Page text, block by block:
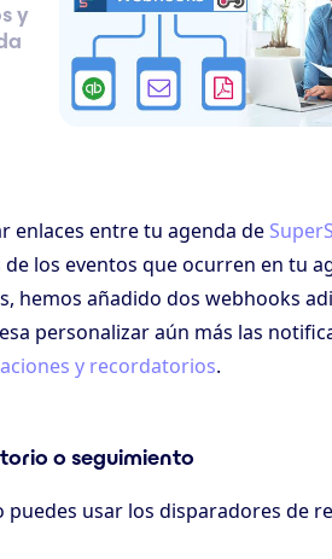
y
enlaces entre tu agenda de
los eventos que ocurren en tu
hemos añadido dos webhooks
personalizar aún más las
y recordatorios.
o seguimiento
puedes usar los disparadores de